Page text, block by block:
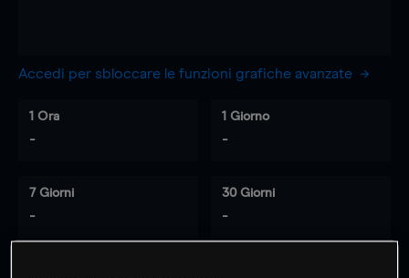
Accedi per sbloccare le funzioni grafiche avanzate
1 Ora
-
1 Giorno
-
7 Giorni
-
30 Giorni
-